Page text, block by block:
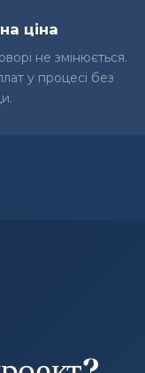
ціна
не змінюється.
у процесі без